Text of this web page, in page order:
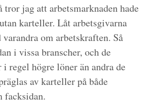
tror jag att arbetsmarknaden hade
karteller. Låt arbetsgivarna
om arbetskraften. Så
i vissa branscher, och de
i regel högre löner än andra de
av karteller på både
facksidan.